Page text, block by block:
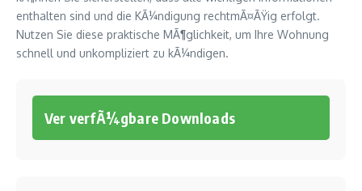
enthalten sind und die KÃ¼ndigung rechtmÃ¤ÃŸig erfolgt.
Nutzen Sie diese praktische MÃ¶glichkeit, um Ihre Wohnung
schnell und unkompliziert zu kÃ¼ndigen.
Ver verfÃ¼gbare Downloads